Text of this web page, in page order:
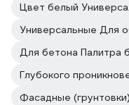
Цвет белый
Универсальные Для
Для бетона Палитра
Глубокого
Фасадные (грунтовки)